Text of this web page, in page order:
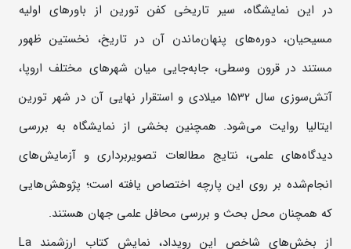
در این نمایشگاه، سیر تاریخی کفن تورین از باورهای اولیه
مسیحیان، دوره‌های پنهان‌ماندن آن در تاریخ، نخستین ظهور
مستند در قرون وسطی، جابه‌جایی میان شهرهای مختلف اروپا،
آتش‌سوزی سال 1532 میلادی و استقرار نهایی آن در شهر تورین
ایتالیا روایت می‌شود. همچنین بخشی از نمایشگاه به بررسی
دیدگاه‌های علمی، نتایج مطالعات تصویربرداری و آزمایش‌های
انجام‌شده بر روی این پارچه اختصاص یافته است؛ پژوهش‌هایی
که همچنان محل بحث و بررسی محافل علمی جهان هستند.
از بخش‌های شاخص این رویداد، نمایش کتاب ارزشمند La